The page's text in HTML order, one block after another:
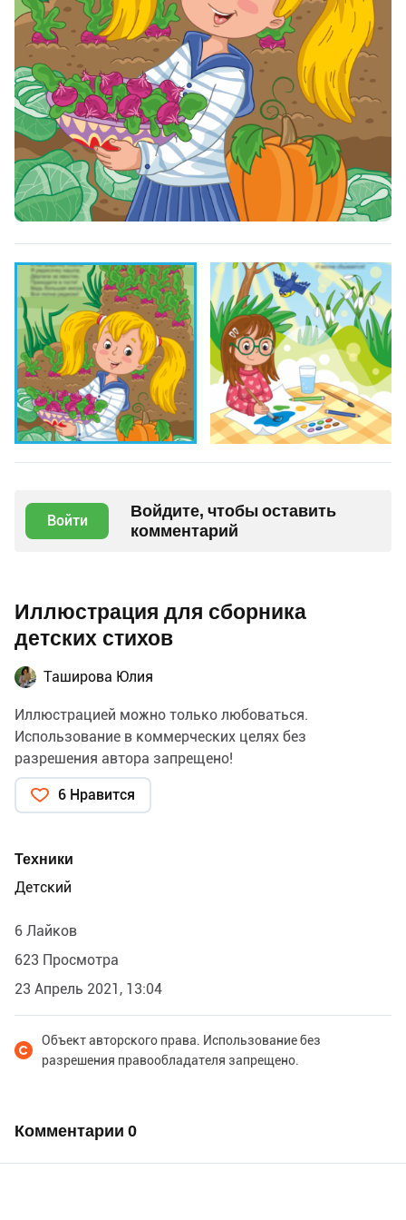
Войти
Войдите, чтобы оставить
комментарий
Иллюстрация для сборника
детских стихов
Таширова Юлия
Иллюстрацией можно только любоваться.
Использование в коммерческих целях без
разрешения автора запрещено!
6 Нравится
Техники
Детский
6 Лайков
623 Просмотра
23 Апрель 2021, 13:04
Объект авторского права. Использование без
разрешения правообладателя запрещено.
Комментарии 0